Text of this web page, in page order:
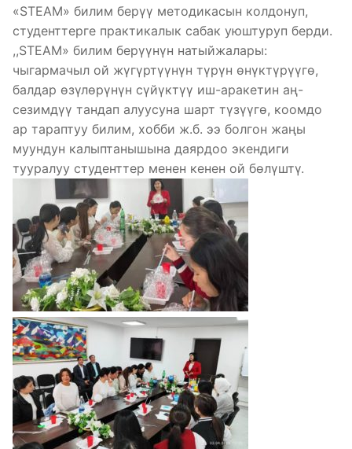
«STEAM» билим берүү методикасын колдонуп,
студенттерге практикалык сабак уюштуруп берди.
,,STEAM» билим берүүнүн натыйжалары:
чыгармачыл ой жүгүртүүнүн түрүн өнүктүрүүгө,
балдар өзүлөрүнүн сүйүктүү иш-аракетин аң-
сезимдүү тандап алуусуна шарт түзүүгө, коомдо
ар тараптуу билим, хобби ж.б. ээ болгон жаңы
муундун калыптанышына даярдоо экендиги
тууралуу студенттер менен кенен ой бөлүштү.